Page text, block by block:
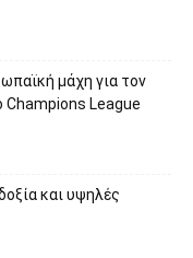
μάχη για τον
Champions League
και υψηλές